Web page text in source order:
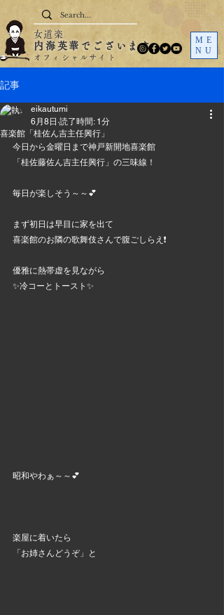
ME
NU
女道楽
内海英華でございます
オフィシャルサイト
記事
喜楽館「桂佐ん吉主任興行」
eikautumi
6月8日 読了時間: 1分
今日から金曜日まで神戸新開地喜楽館
「桂佐藤佐ん吉主任興行」の三味線！
毎日が楽しそう～～💕
まず初日は早目に家を出て
喜楽館のお隣の歌舞伎さんで腹ごしらえ❗
優雅に熱帯虚を見ながら
✨冷コーとトースト✨
昭和やわぁ～～💕
楽屋に着いたら
「お姉さんどうぞ」と